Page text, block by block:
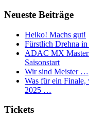
Neueste Beiträge
Heiko! Machs gut!
Fürstlich Drehna in
ADAC MX
Saisonstart
Wir sind Meister …
Was für ein
2025 …
Tickets